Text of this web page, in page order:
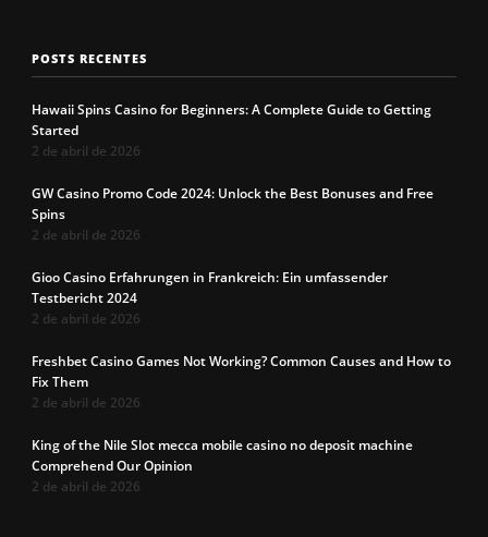
POSTS RECENTES
Hawaii Spins Casino for Beginners: A Complete Guide to Getting
Started
2 de abril de 2026
GW Casino Promo Code 2024: Unlock the Best Bonuses and Free
Spins
2 de abril de 2026
Gioo Casino Erfahrungen in Frankreich: Ein umfassender
Testbericht 2024
2 de abril de 2026
Freshbet Casino Games Not Working? Common Causes and How to
Fix Them
2 de abril de 2026
King of the Nile Slot mecca mobile casino no deposit machine
Comprehend Our Opinion
2 de abril de 2026